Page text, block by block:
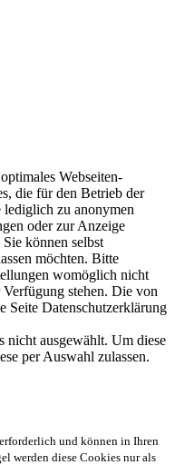
Webseiten-
die für den Betrieb der
lediglich zu anonymen
oder zur Anzeige
können selbst
möchten. Bitte
womöglich nicht
stehen. Die von
Seite Datenschutzerklärung
nicht ausgewählt. Um diese
per Auswahl zulassen.
und können in Ihren
werden diese Cookies nur als